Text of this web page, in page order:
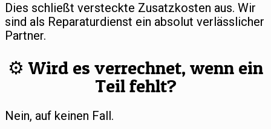
Dies schließt versteckte Zusatzkosten aus. Wir
sind als Reparaturdienst ein absolut verlässlicher
Partner.
⚙️ Wird es verrechnet, wenn ein
Teil fehlt?
Nein, auf keinen Fall.